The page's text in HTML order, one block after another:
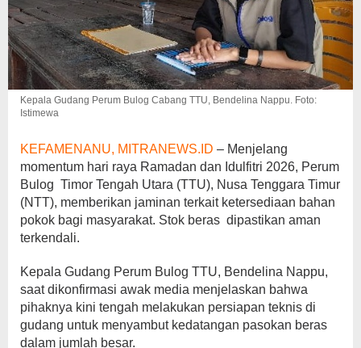
Kepala Gudang Perum Bulog Cabang TTU, Bendelina Nappu. Foto:
Istimewa
KEFAMENANU, MITRANEWS.ID – Menjelang
momentum hari raya Ramadan dan Idulfitri 2026, Perum
Bulog Timor Tengah Utara (TTU), Nusa Tenggara Timur
(NTT), memberikan jaminan terkait ketersediaan bahan
pokok bagi masyarakat. Stok beras dipastikan aman
terkendali.
Kepala Gudang Perum Bulog TTU, Bendelina Nappu,
saat dikonfirmasi awak media menjelaskan bahwa
pihaknya kini tengah melakukan persiapan teknis di
gudang untuk menyambut kedatangan pasokan beras
dalam jumlah besar.